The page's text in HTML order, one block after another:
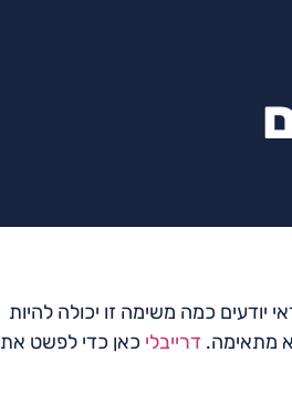
כמה משימה זו יכולה להיות
מתאימה. דרייבלי כאן כדי לפשט את